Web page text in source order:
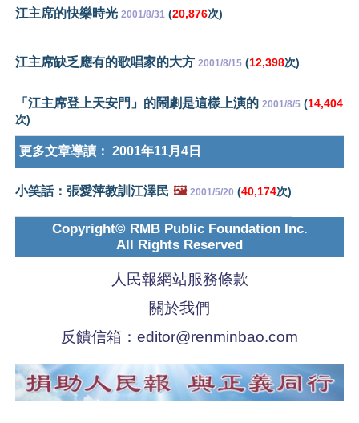
江主席的快樂時光 2001/8/31 (20,876次)
江主席缺乏應有的歌唱家的大方 2001/8/15 (12,398次)
「江主席登上天安門」的鬧劇是這樣上演的 2001/8/5 (14,404
次)
更多文章導讀： 2001年11月4日
小笑話：張愛萍教訓江澤民 🖼️ 2001/5/20 (40,174次)
Copyright© RMB Public Foundation Inc.
All Rights Reserved
人民報網站服務條款
關於我們
反饋信箱： editor@renminbao.com